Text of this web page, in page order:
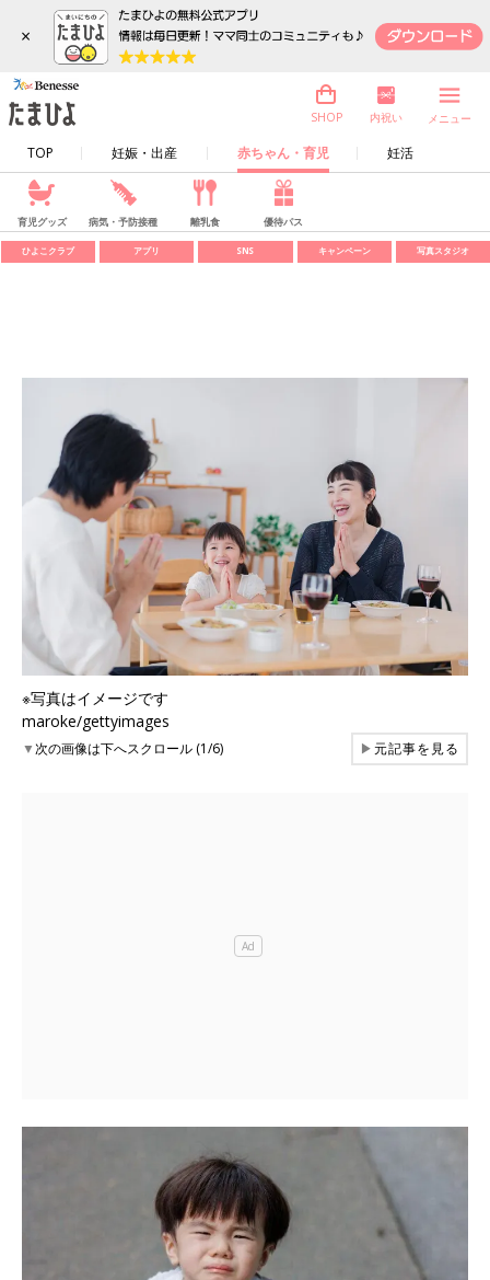
×
TOP 妊娠・出産 赤ちゃん・育児 妊活
SHOP 内祝い メニュー
育児グッズ 病気・予防接種 離乳食 優待パス
ひよこクラブ アプリ SNS キャンペーン 写真スタジオ
※写真はイメージです
maroke/gettyimages
▼次の画像は下へスクロール (1/6) ▶元記事を見る